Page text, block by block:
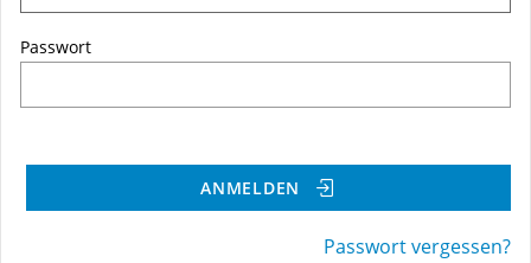
Passwort
ANMELDEN
Passwort vergessen?